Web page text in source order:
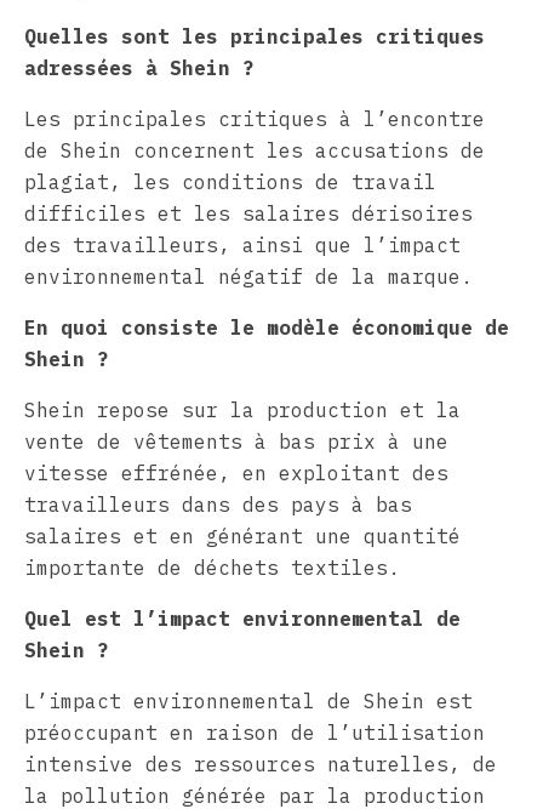
Quelles sont les principales critiques
adressées à Shein ?
Les principales critiques à l’encontre
de Shein concernent les accusations de
plagiat, les conditions de travail
difficiles et les salaires dérisoires
des travailleurs, ainsi que l’impact
environnemental négatif de la marque.
En quoi consiste le modèle économique de
Shein ?
Shein repose sur la production et la
vente de vêtements à bas prix à une
vitesse effrénée, en exploitant des
travailleurs dans des pays à bas
salaires et en générant une quantité
importante de déchets textiles.
Quel est l’impact environnemental de
Shein ?
L’impact environnemental de Shein est
préoccupant en raison de l’utilisation
intensive des ressources naturelles, de
la pollution générée par la production